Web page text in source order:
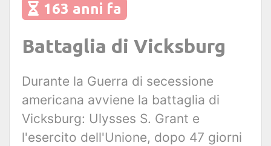
163 anni fa
Battaglia di Vicksburg
Durante la Guerra di secessione
americana avviene la battaglia di
Vicksburg: Ulysses S. Grant e
l'esercito dell'Unione, dopo 47 giorni